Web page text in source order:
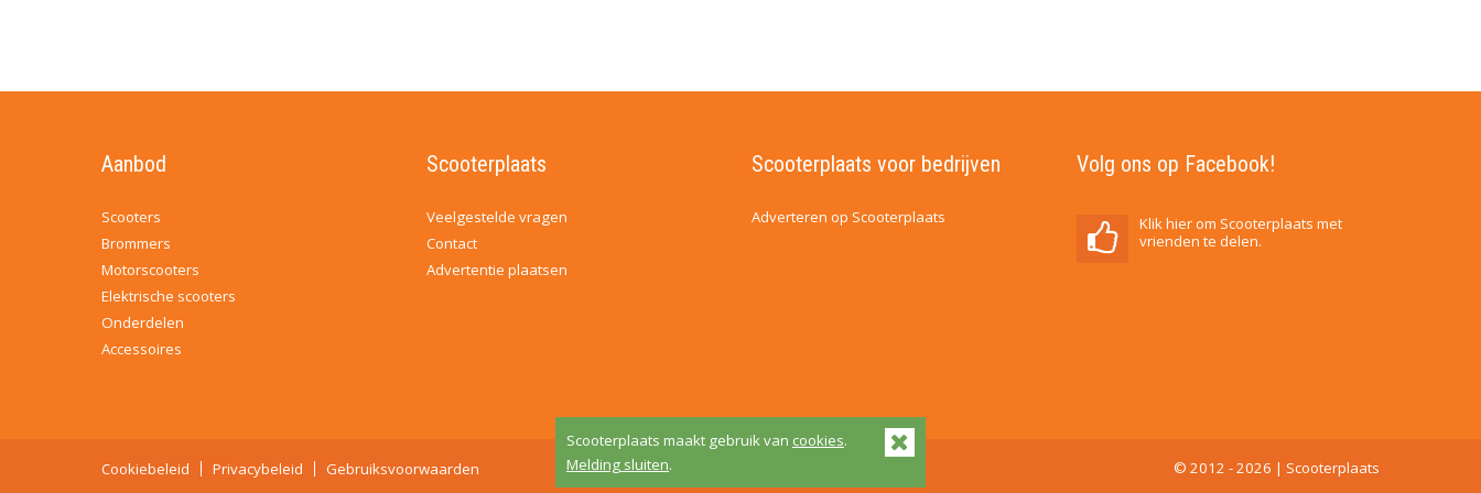
Scooterplaats maakt gebruik van cookies.
Melding sluiten.
Aanbod
Scooters
Brommers
Motorscooters
Elektrische scooters
Onderdelen
Accessoires
Scooterplaats
Veelgestelde vragen
Contact
Advertentie plaatsen
Scooterplaats voor bedrijven
Adverteren op Scooterplaats
Volg ons op Facebook!
Klik hier om Scooterplaats met
vrienden te delen.
Cookiebeleid Privacybeleid Gebruiksvoorwaarden © 2012 - 2026 | Scooterplaats